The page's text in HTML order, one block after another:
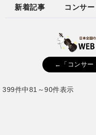
新着記事 コンサ
←「コンサー
399件中81～90件表示